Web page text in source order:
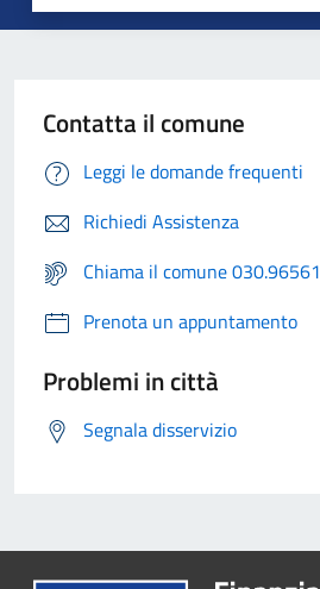
Contatta il comune
Leggi le domande frequenti
Richiedi Assistenza
Chiama il comune 030.96561
Prenota un appuntamento
Problemi in città
Segnala disservizio